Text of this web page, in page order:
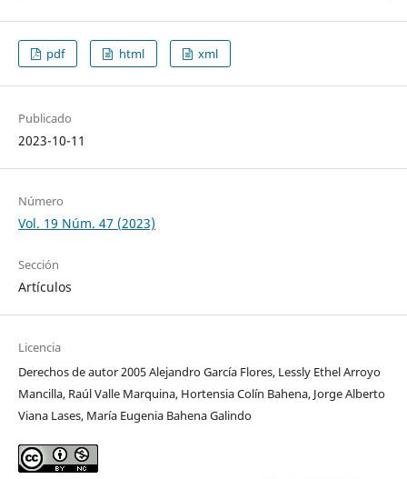
pdf html xml
Publicado
2023-10-11
Número
Vol. 19 Núm. 47 (2023)
Sección
Artículos
Licencia
Derechos de autor 2005 Alejandro García Flores, Lessly Ethel Arroyo
Mancilla, Raúl Valle Marquina, Hortensia Colín Bahena, Jorge Alberto
Viana Lases, María Eugenia Bahena Galindo